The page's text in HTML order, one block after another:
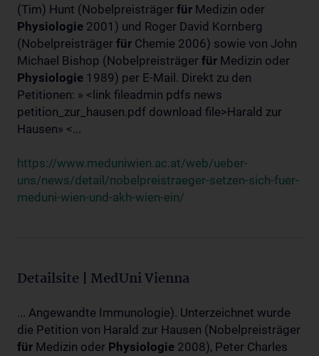
(Tim) Hunt (Nobelpreisträger für Medizin oder
Physiologie 2001) und Roger David Kornberg
(Nobelpreisträger für Chemie 2006) sowie von John
Michael Bishop (Nobelpreisträger für Medizin oder
Physiologie 1989) per E-Mail. Direkt zu den
Petitionen: » <link fileadmin pdfs news
petition_zur_hausen.pdf download file>Harald zur
Hausen» <...
https://www.meduniwien.ac.at/web/ueber-
uns/news/detail/nobelpreistraeger-setzen-sich-fuer-
meduni-wien-und-akh-wien-ein/
Detailsite | MedUni Vienna
... Angewandte Immunologie). Unterzeichnet wurde
die Petition von Harald zur Hausen (Nobelpreisträger
für Medizin oder Physiologie 2008), Peter Charles